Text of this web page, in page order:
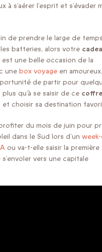
à s’aérer l’esprit et s’évader
de prendre le large de
batteries, alors votre
est une belle occasion de la
une box voyage en
de partir pour
plus qu’à se saisir de ce
et choisir sa destination
du mois de juin pour
dans le Sud lors d’un
ou va-t-elle saisir la première
vers une capitale